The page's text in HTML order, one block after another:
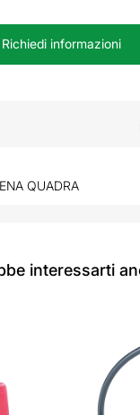
Richiedi informazioni
QUADRA
interessarti